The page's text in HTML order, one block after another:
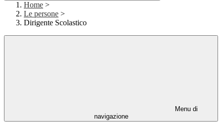
Home >
Le persone >
Dirigente Scolastico
Menu di
navigazione